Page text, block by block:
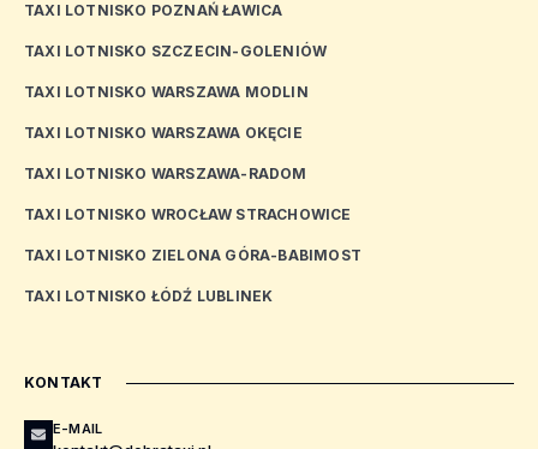
TAXI LOTNISKO POZNAŃ ŁAWICA
TAXI LOTNISKO SZCZECIN-GOLENIÓW
TAXI LOTNISKO WARSZAWA MODLIN
TAXI LOTNISKO WARSZAWA OKĘCIE
TAXI LOTNISKO WARSZAWA-RADOM
TAXI LOTNISKO WROCŁAW STRACHOWICE
TAXI LOTNISKO ZIELONA GÓRA-BABIMOST
TAXI LOTNISKO ŁÓDŹ LUBLINEK
KONTAKT
E-MAIL